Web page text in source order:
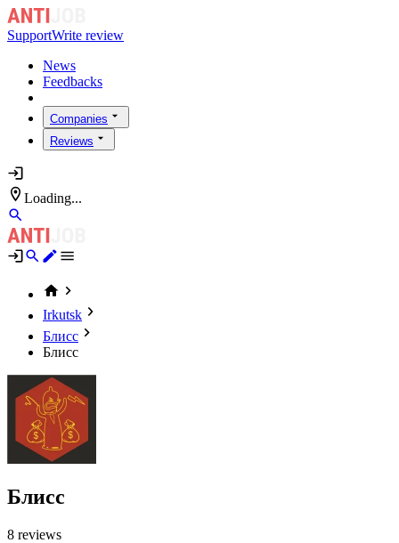
SupportWrite review
News
Feedbacks
Companies
Reviews
Loading...
Irkutsk
Блисс
Блисс
Блисс
8 reviews